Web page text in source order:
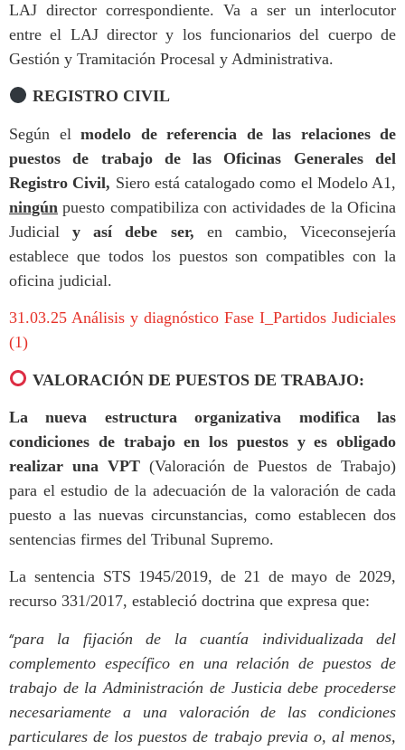
LAJ director correspondiente. Va a ser un interlocutor
entre el LAJ director y los funcionarios del cuerpo de
Gestión y Tramitación Procesal y Administrativa.
REGISTRO CIVIL
Según el modelo de referencia de las relaciones de
puestos de trabajo de las Oficinas Generales del
Registro Civil, Siero está catalogado como el Modelo A1,
ningún puesto compatibiliza con actividades de la Oficina
Judicialy así debe ser, en cambio, Viceconsejería
establece que todos los puestos son compatibles con la
oficina judicial.
31.03.25 Análisis y diagnóstico Fase I_Partidos Judiciales
(1)
VALORACIÓN DE PUESTOS DE TRABAJO:
La nueva estructura organizativa modifica las
condiciones de trabajo en los puestos y es obligado
realizar una VPT(Valoración de Puestos de Trabajo)
para el estudio de la adecuación de la valoración de cada
puesto a las nuevas circunstancias, como establecen dos
sentencias firmes del Tribunal Supremo.
La sentencia STS 1945/2019, de 21 de mayo de 2029,
recurso 331/2017, estableció doctrina que expresa que:
“para la fijación de la cuantía individualizada del
complemento específico en una relación de puestos de
trabajo de la Administración de Justicia debe procederse
necesariamente a una valoración de las condiciones
particulares de los puestos de trabajo previa o, al menos,